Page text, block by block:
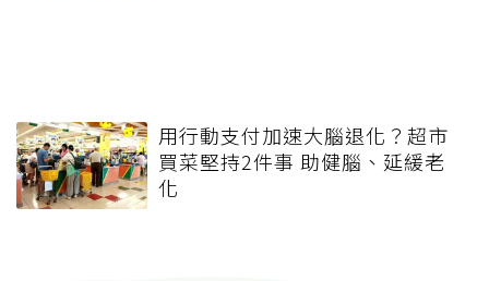
用行動支付加速大腦退化？超市
買菜堅持2件事 助健腦、延緩老
化